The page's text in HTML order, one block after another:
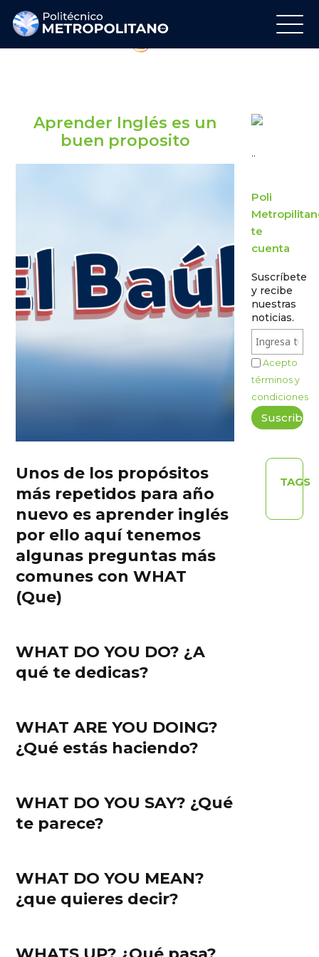
Aprender Inglés es un
buen proposito
Unos de los propósitos
más repetidos para año
nuevo es aprender inglés
por ello aquí tenemos
algunas preguntas más
comunes con WHAT
(Que)
WHAT DO YOU DO? ¿A
qué te dedicas?
WHAT ARE YOU DOING?
¿Qué estás haciendo?
WHAT DO YOU SAY? ¿Qué
te parece?
WHAT DO YOU MEAN?
¿que quieres decir?
..
Poli
te
cuenta
Suscríbete
y recibe
nuestras
noticias.
Acepto
términos y
condiciones
TAGS